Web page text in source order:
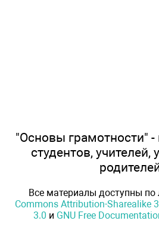
"Основы грамотности"
студентов, учителей,
Все материалы доступны по
Commons Attribution-Sharealike
3.0 и GNU Free